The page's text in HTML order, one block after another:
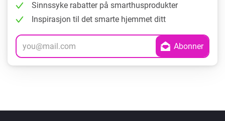
Sinnssyke rabatter på smarthusprodukter
Inspirasjon til det smarte hjemmet ditt